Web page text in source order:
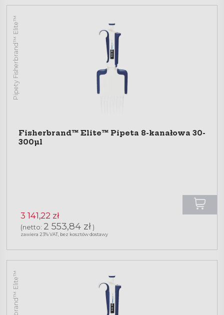
Fisherbrand™ Elite™ Pipeta 8-kanałowa 30-
300µl
Pipety Fisherbrand™ Elite™
3 141,22 zł
(netto: 2 553,84 zł)
zawiera 23% VAT, bez kosztów dostawy